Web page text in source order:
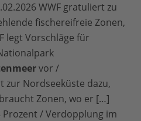
WWF gratuliert zu
fischereifreie Zonen,
legt Vorschläge für
vor /
zur Nordseeküste dazu,
Zonen, wo er […]
/ Verdopplung im